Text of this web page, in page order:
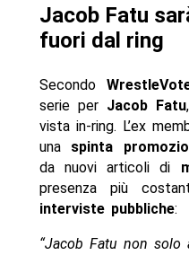
Jacob Fatu
fuori dal ring
Secondo
serie per Jacob Fatu
vista in-ring. L’ex
una spinta
da nuovi articoli di
presenza più
interviste pubbliche:
“Jacob Fatu non solo